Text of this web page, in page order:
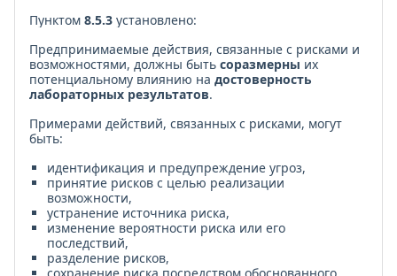
Пунктом 8.5.3 установлено:
Предпринимаемые действия, связанные с рисками и
возможностями, должны быть соразмерны их
потенциальному влиянию на достоверность
лабораторных результатов.
Примерами действий, связанных с рисками, могут
быть:
идентификация и предупреждение угроз,
принятие рисков с целью реализации
возможности,
устранение источника риска,
изменение вероятности риска или его
последствий,
разделение рисков,